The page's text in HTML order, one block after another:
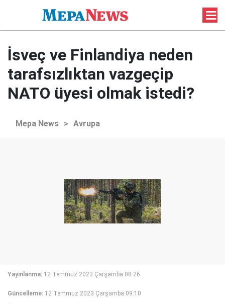
İsveç ve Finlandiya neden
tarafsızlıktan vazgeçip
NATO üyesi olmak istedi?
Mepa News > Avrupa
Yayınlanma: 12 Temmuz 2023 Çarşamba 08:26
Güncelleme: 12 Temmuz 2023 Çarşamba 09:10